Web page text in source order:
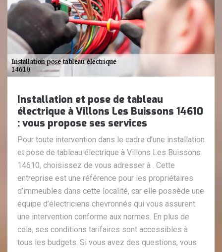
Installation et pose de tableau
électrique à Villons Les Buissons 14610
: vous propose ses services
Pour toute intervention dans le cadre d’une installation
et pose de tableau électrique à Villons Les Buissons
14610, choisissez de vous adresser à . Cette
entreprise est une référence pour les propriétaires
d’immeubles dans cette localité, car elle possède une
équipe d’électriciens chevronnés qui vous assurent
une intervention conforme aux normes. En plus de
cela, ses conditions tarifaires sont accessibles à
tous les budgets. Si vous avez des questions, vous